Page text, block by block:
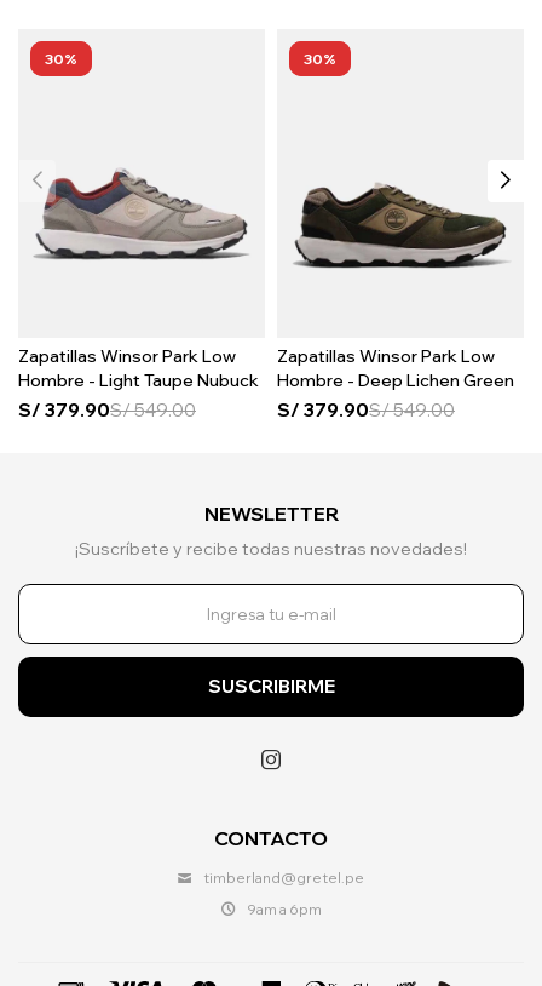
30
Zapatillas Winsor Park Low
Hombre - Light Taupe Nubuck
S/ 379.90S/549.00
30
Zapatillas Winsor Park Low
Hombre - Deep Lichen Green
S/ 379.90S/549.00
CONTACTO
timberland@gretel.pe
9am a 6pm
NEWSLETTER
¡Suscríbete y recibe todas nuestras novedades!
SUSCRIBIRME
